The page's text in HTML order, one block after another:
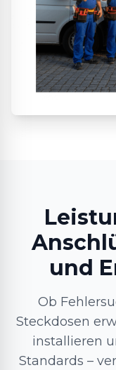
und
Ob
Steckdosen
installieren
Standards –